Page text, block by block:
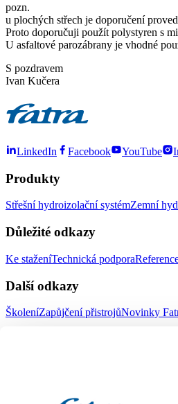
pozn.
u plochých střech je doporučení
Proto doporučuji použít polystyren s
U asfaltové parozábrany je vhodné
S pozdravem
Ivan Kučera
LinkedIn Facebook YouTube
Produkty
Střešní hydroizolační systémZemní
Důležité odkazy
Ke staženíTechnická podpora
Další odkazy
ŠkoleníZapůjčení přistrojůNovinky